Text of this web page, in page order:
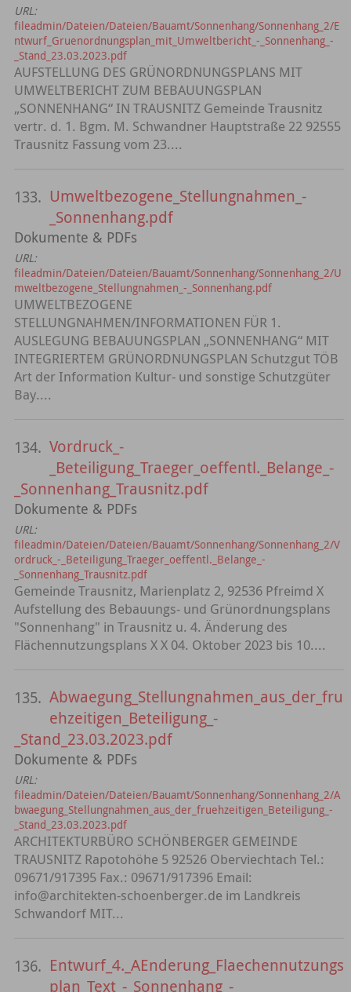
URL:
fileadmin/Dateien/Dateien/Bauamt/Sonnenhang/Sonnenhang_2/E
ntwurf_Gruenordnungsplan_mit_Umweltbericht_-_Sonnenhang_-
_Stand_23.03.2023.pdf
AUFSTELLUNG DES GRÜNORDNUNGSPLANS MIT
UMWELTBERICHT ZUM BEBAUUNGSPLAN
„SONNENHANG“ IN TRAUSNITZ Gemeinde Trausnitz
vertr. d. 1. Bgm. M. Schwandner Hauptstraße 22 92555
Trausnitz Fassung vom 23....
133. Umweltbezogene_Stellungnahmen_-
_Sonnenhang.pdf
Dokumente & PDFs
URL:
fileadmin/Dateien/Dateien/Bauamt/Sonnenhang/Sonnenhang_2/U
mweltbezogene_Stellungnahmen_-_Sonnenhang.pdf
UMWELTBEZOGENE
STELLUNGNAHMEN/INFORMATIONEN FÜR 1.
AUSLEGUNG BEBAUUNGSPLAN „SONNENHANG“ MIT
INTEGRIERTEM GRÜNORDNUNGSPLAN Schutzgut TÖB
Art der Information Kultur- und sonstige Schutzgüter
Bay....
134. Vordruck_-
_Beteiligung_Traeger_oeffentl._Belange_-
_Sonnenhang_Trausnitz.pdf
Dokumente & PDFs
URL:
fileadmin/Dateien/Dateien/Bauamt/Sonnenhang/Sonnenhang_2/V
ordruck_-_Beteiligung_Traeger_oeffentl._Belange_-
_Sonnenhang_Trausnitz.pdf
Gemeinde Trausnitz, Marienplatz 2, 92536 Pfreimd X
Aufstellung des Bebauungs- und Grünordnungsplans
"Sonnenhang" in Trausnitz u. 4. Änderung des
Flächennutzungsplans X X 04. Oktober 2023 bis 10....
135. Abwaegung_Stellungnahmen_aus_der_fru
ehzeitigen_Beteiligung_-
_Stand_23.03.2023.pdf
Dokumente & PDFs
URL:
fileadmin/Dateien/Dateien/Bauamt/Sonnenhang/Sonnenhang_2/A
bwaegung_Stellungnahmen_aus_der_fruehzeitigen_Beteiligung_-
_Stand_23.03.2023.pdf
ARCHITEKTURBÜRO SCHÖNBERGER GEMEINDE
TRAUSNITZ Rapotohöhe 5 92526 Oberviechtach Tel.:
09671/917395 Fax.: 09671/917396 Email:
info@architekten-schoenberger.de im Landkreis
Schwandorf MIT...
136. Entwurf_4._AEnderung_Flaechennutzungs
plan_Text_-_Sonnenhang_-